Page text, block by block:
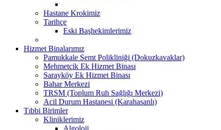
Hastane Krokimiz
Tarihçe
Eski Başhekimlerimiz
Hizmet Binalarımız
Pamukkale Semt Polikliniği (Dokuzkavaklar)
Mehmetcik Ek Hizmet Binası
Sarayköy Ek Hizmet Binası
Bahar Merkezi
TRSM (Toplum Ruh Sağlığı Merkezi)
Acil Durum Hastanesi (Karahasanlı)
Tıbbi Birimler
Kliniklerimiz
Algoloji